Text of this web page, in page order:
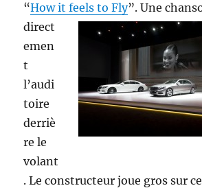
“How it feels to Fly”. Une
direct
emen
t
l’audi
toire
derriè
re le
volant
. Le constructeur joue gros sur